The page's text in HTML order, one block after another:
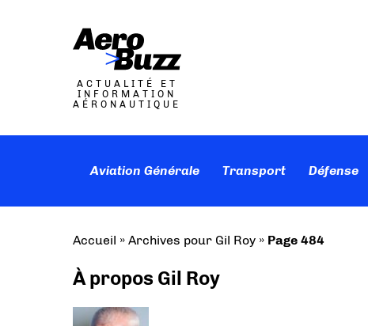
ACTUALITÉ ET
INFORMATION
AÉRONAUTIQUE
Aviation Générale Transport Défense
Accueil » Archives pour Gil Roy » Page 484
À propos Gil Roy